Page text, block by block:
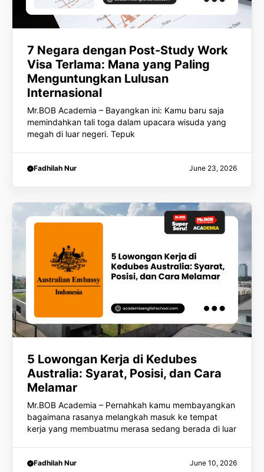
7 Negara dengan Post-Study Work
Visa Terlama: Mana yang Paling
Menguntungkan Lulusan
Internasional
Mr.BOB Academia – Bayangkan ini: Kamu baru saja
memindahkan tali toga dalam upacara wisuda yang
megah di luar negeri. Tepuk
Fadhilah Nur June 23, 2026
5 Lowongan Kerja di Kedubes
Australia: Syarat, Posisi, dan Cara
Melamar
Mr.BOB Academia – Pernahkah kamu membayangkan
bagaimana rasanya melangkah masuk ke tempat
kerja yang membuatmu merasa sedang berada di luar
Fadhilah Nur June 10, 2026